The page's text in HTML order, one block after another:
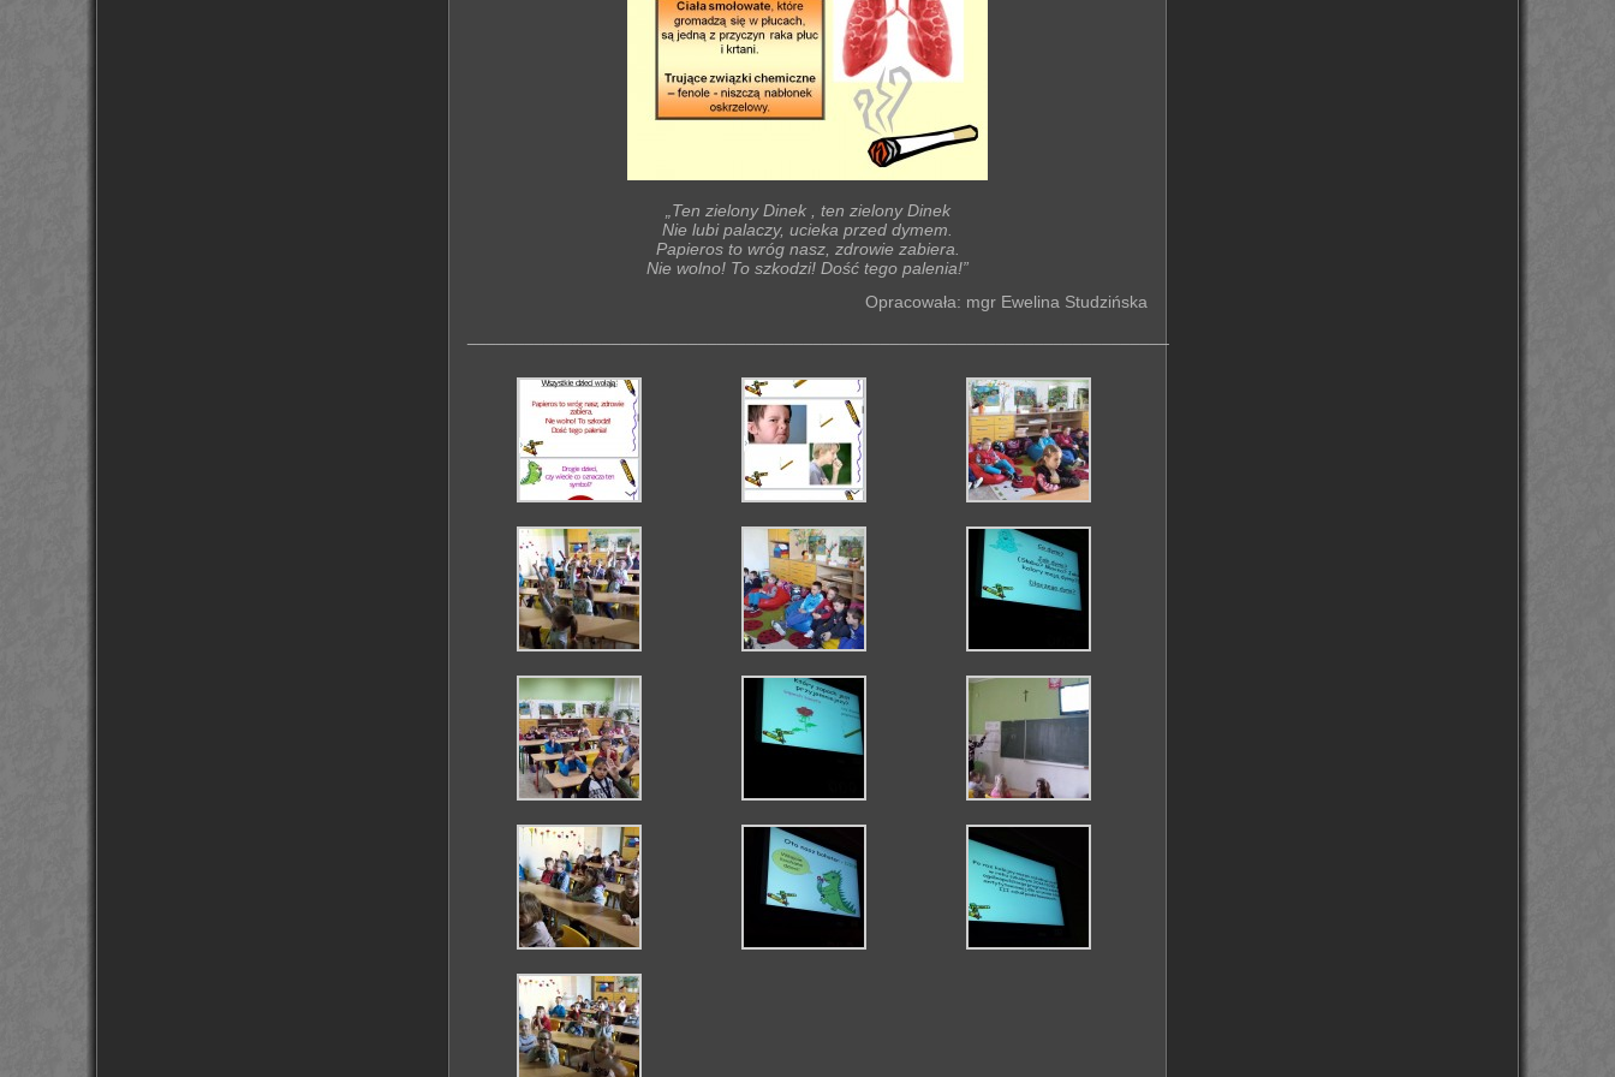
„Ten zielony Dinek , ten zielony Dinek
Nie lubi palaczy, ucieka przed dymem.
Papieros to wróg nasz, zdrowie zabiera.
Nie wolno! To szkodzi! Dość tego palenia!”
Opracowała: mgr Ewelina Studzińska